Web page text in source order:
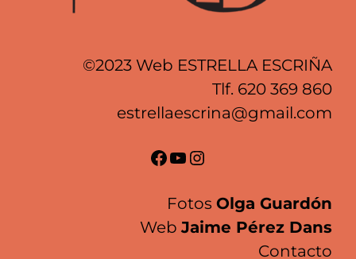
©2023 Web ESTRELLA ESCRIÑA
Tlf. 620 369 860
estrellaescrina@gmail.com
Facebook
YouTube
Instagram
Fotos Olga Guardón
Web Jaime Pérez Dans
Contacto